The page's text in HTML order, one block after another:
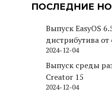
ПОСЛЕДНИЕ
Выпуск EasyOS
дистрибутива от
Puppy Linux
2024-12-04
Выпуск среды
Creator 15
2024-12-04